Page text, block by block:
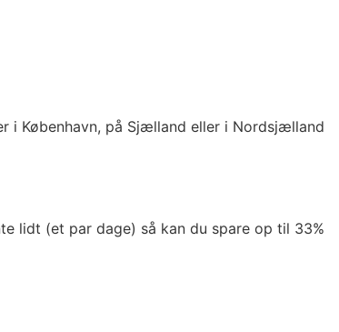
i København, på Sjælland eller i Nordsjælland
lidt (et par dage) så kan du spare op til 33%